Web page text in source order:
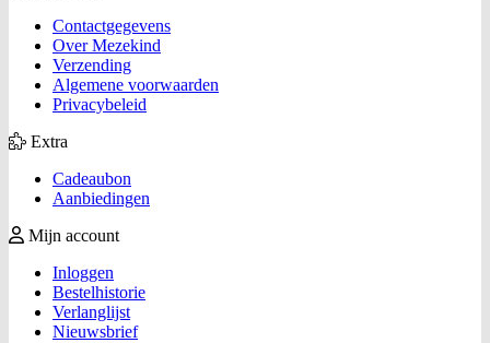
Contactgegevens
Over Mezekind
Verzending
Algemene voorwaarden
Privacybeleid
Extra
Cadeaubon
Aanbiedingen
Mijn account
Inloggen
Bestelhistorie
Verlanglijst
Nieuwsbrief